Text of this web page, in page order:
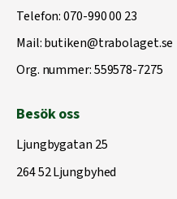
Telefon:070-990 00 23
Mail:butiken@trabolaget.se
Org. nummer: 559578-7275
Besök oss
Ljungbygatan 25
264 52 Ljungbyhed